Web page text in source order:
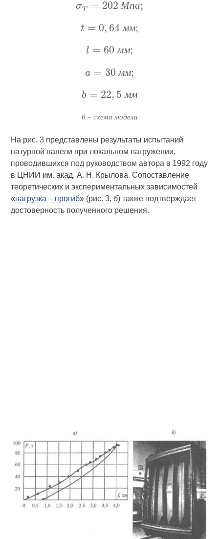
Мп а
мм
мм
мм
мм
б – схема модели
На рис. 3 представлены результаты испытаний
натурной панели при локальном нагружении,
проводившихся под руководством автора в 1992 году
в ЦНИИ им. акад. А. Н. Крылова. Сопоставление
теоретических и экспериментальных зависимостей
«нагрузка – прогиб» (рис. 3,б) также подтверждает
достоверность полученного решения.